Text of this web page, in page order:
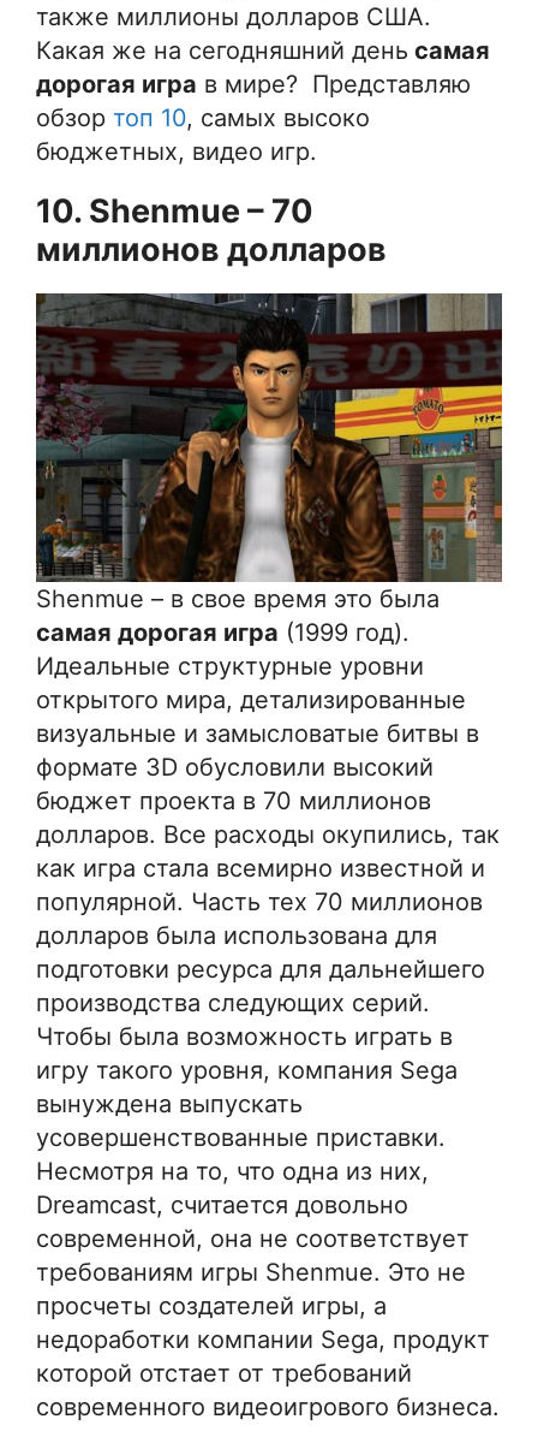
также миллионы долларов США.
Какая же на сегодняшний день самая
дорогая игра в мире? Представляю
обзор топ 10, самых высоко
бюджетных, видео игр.
10. Shenmue – 70
миллионов долларов
Shenmue – в свое время это была
самая дорогая игра (1999 год).
Идеальные структурные уровни
открытого мира, детализированные
визуальные и замысловатые битвы в
формате 3D обусловили высокий
бюджет проекта в 70 миллионов
долларов. Все расходы окупились, так
как игра стала всемирно известной и
популярной. Часть тех 70 миллионов
долларов была использована для
подготовки ресурса для дальнейшего
производства следующих серий.
Чтобы была возможность играть в
игру такого уровня, компания Sega
вынуждена выпускать
усовершенствованные приставки.
Несмотря на то, что одна из них,
Dreamcast, считается довольно
современной, она не соответствует
требованиям игры Shenmue. Это не
просчеты создателей игры, а
недоработки компании Sega, продукт
которой отстает от требований
современного видеоигрового бизнеса.